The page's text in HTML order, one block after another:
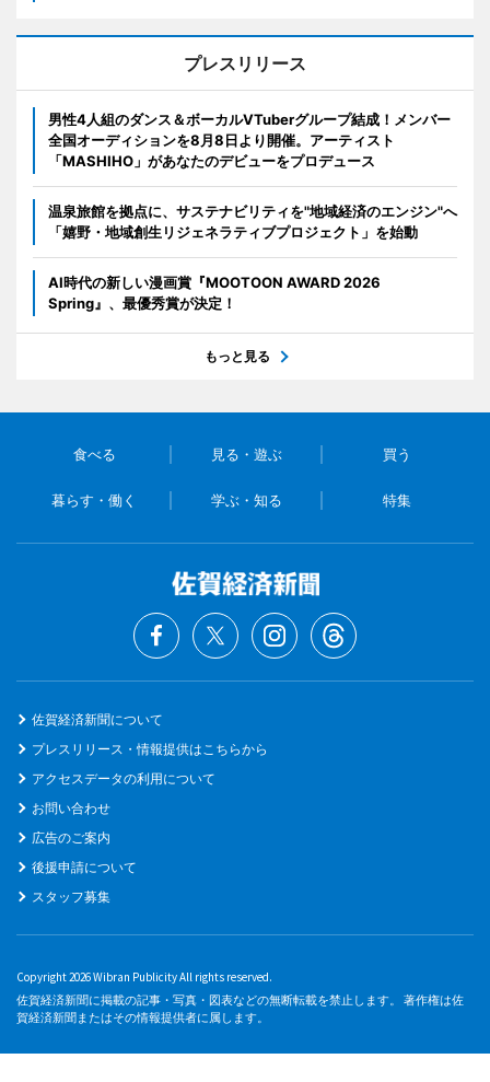
プレスリリース
男性4人組のダンス＆ボーカルVTuberグループ結成！メンバー
全国オーディションを8月8日より開催。アーティスト
「MASHIHO」があなたのデビューをプロデュース
温泉旅館を拠点に、サステナビリティを"地域経済のエンジン"へ
「嬉野・地域創生リジェネラティブプロジェクト」を始動
AI時代の新しい漫画賞『MOOTOON AWARD 2026
Spring』、最優秀賞が決定！
もっと見る
食べる 見る・遊ぶ 買う
暮らす・働く 学ぶ・知る 特集
佐賀経済新聞について
プレスリリース・情報提供はこちらから
アクセスデータの利用について
お問い合わせ
広告のご案内
後援申請について
スタッフ募集
Copyright 2026 Wibran Publicity All rights reserved.
佐賀経済新聞に掲載の記事・写真・図表などの無断転載を禁止します。 著作権は佐
賀経済新聞またはその情報提供者に属します。